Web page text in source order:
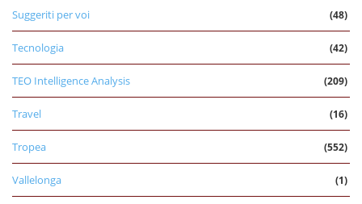
Suggeriti per voi (48)
Tecnologia (42)
TEO Intelligence Analysis (209)
Travel (16)
Tropea (552)
Vallelonga (1)